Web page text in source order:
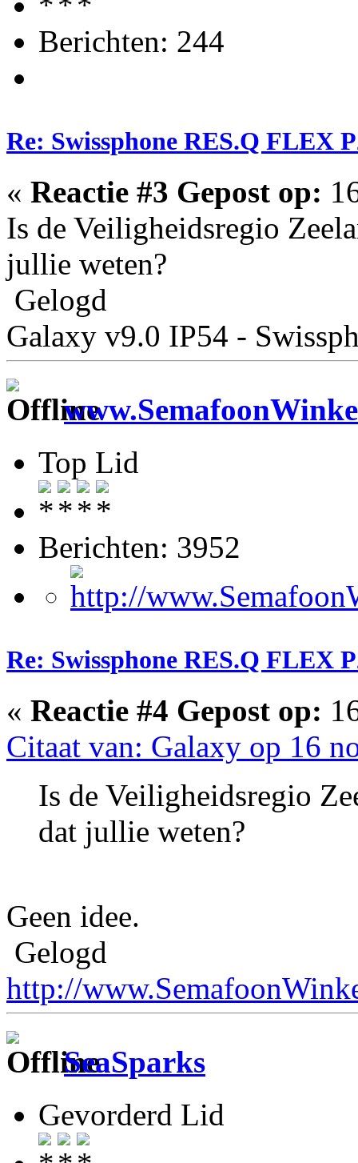
Berichten: 244
Re: Swissphone RES.Q FLEX
« Reactie #3 Gepost op:
Is de Veiligheidsregio
jullie weten?
Gelogd
Galaxy v9.0 IP54 -
Top Lid
Berichten: 3952
Re: Swissphone RES.Q FLEX
« Reactie #4 Gepost op:
Citaat van: Galaxy op 16
Is de Veiligheidsregio
dat jullie weten?
Geen idee.
Gelogd
http://
SeaSparks
Gevorderd Lid